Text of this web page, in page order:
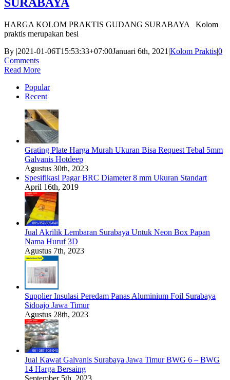
SURABAYA
HARGA KOLOM PRAKTIS GUDANG SURABAYA Kolom
praktis merupakan besi
By |2021-01-06T15:53:33+07:00Januari 6th, 2021 |Kolom Praktis|0
Comments
Read More
Popular
Recent
Grating Plate Harga Murah Ukuran Bisa Request Tebal 5mm
Galvanis Hotdeep
Agustus 30th, 2023
Spesifikasi Pagar BRC Diameter 8 mm Ukuran Standart
April 16th, 2019
Jual Akrilik Lembaran Surabaya Untuk Neon Box Papan
Nama Huruf 3D
Agustus 7th, 2023
Supplier Insulasi Peredam Panas Aluminium Foil Surabaya
Sidoajo Jawa Timur
Agustus 28th, 2023
Jual Kawat Galvanis Surabaya Jawa Timur BWG 6 – BWG
14 Harga Bersaing